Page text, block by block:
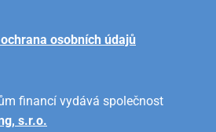
osobních údajů
financí vydává společnost
s.r.o.